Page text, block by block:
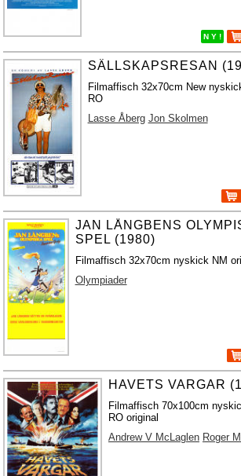
N Y !
SÄLLSKAPSRESAN
Filmaffisch 32x70cm New
RO
Lasse Åberg Jon Skolmen
JAN LÅNGBENS
SPEL (1980)
Filmaffisch 32x70cm nyskick NM
Olympiader
HAVETS VARGAR
Filmaffisch 70x100cm
RO original
Andrew V McLaglen Roger